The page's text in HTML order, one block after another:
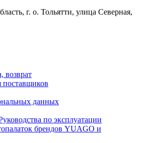
г. о. Тольятти, улица Северная,
возврат
данных
по эксплуатации
брендов YUAGO и